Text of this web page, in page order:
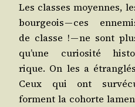
Les classes moyennes,
bour­geois — ces
de classe ! — ne sont
qu’une curio­si­té
rique. On les a
Ceux qui ont
forment la cohorte